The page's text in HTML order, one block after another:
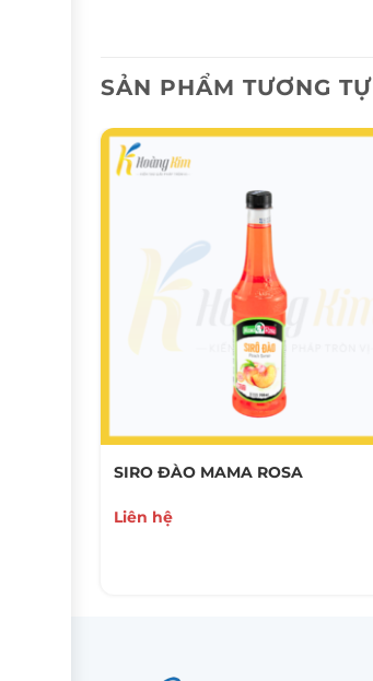
SẢN PHẨM TƯƠNG TỰ
SIRO ĐÀO MAMA ROSA
Liên hệ